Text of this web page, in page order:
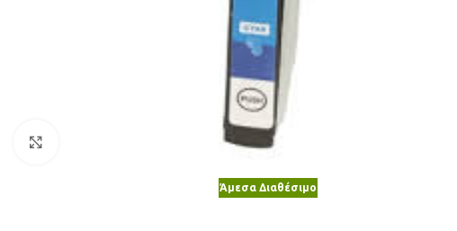
Άμεσα Διαθέσιμο